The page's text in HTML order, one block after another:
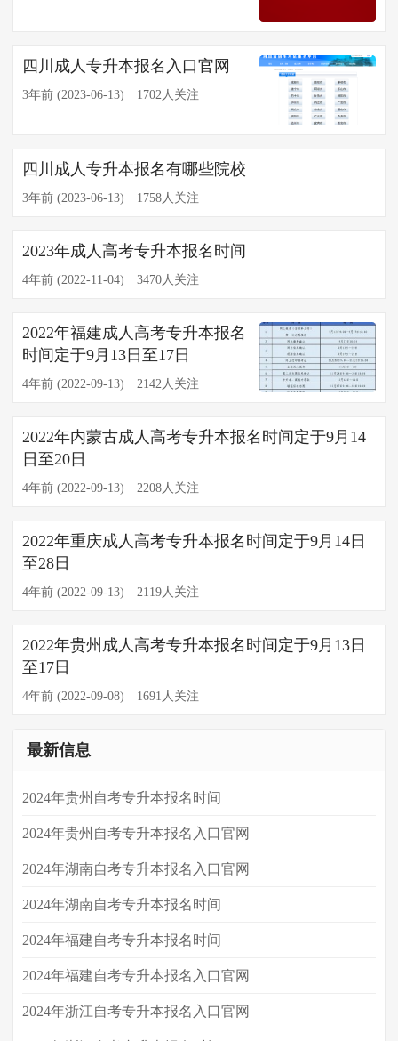
四川成人专升本报名入口官网
3年前 (2023-06-13) 1702人关注
四川成人专升本报名有哪些院校
3年前 (2023-06-13) 1758人关注
2023年成人高考专升本报名时间
4年前 (2022-11-04) 3470人关注
2022年福建成人高考专升本报名
时间定于9月13日至17日
4年前 (2022-09-13) 2142人关注
2022年内蒙古成人高考专升本报名时间定于9月14
日至20日
4年前 (2022-09-13) 2208人关注
2022年重庆成人高考专升本报名时间定于9月14日
至28日
4年前 (2022-09-13) 2119人关注
2022年贵州成人高考专升本报名时间定于9月13日
至17日
4年前 (2022-09-08) 1691人关注
最新信息
2024年贵州自考专升本报名时间
2024年贵州自考专升本报名入口官网
2024年湖南自考专升本报名入口官网
2024年​湖南自考专升本报名时间
​2024年福建自考专升本报名时间
2024年福建自考专升本报名入口官网
2024年浙江自考专升本报名入口官网